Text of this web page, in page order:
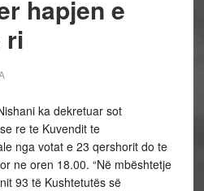
hapjen e
ri
ka dekretuar sot
re te Kuvendit te
nga votat e 23 qershorit do te
ne oren 18.00. “Në mbështetje
93 të Kushtetutës së